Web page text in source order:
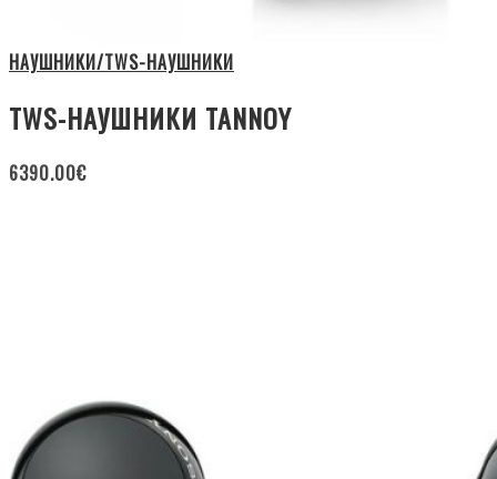
НАУШНИКИ/TWS-НАУШНИКИ
TWS-НАУШНИКИ TANNOY
6390.00€